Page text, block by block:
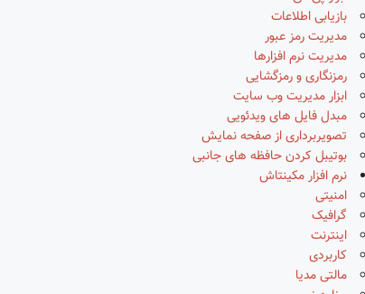
بازیابی اطلاعات
مدیریت رمز عبور
مدیریت نرم افزارها
رمزنگاری و رمزگشایی
ابزار مدیریت وب سایت
مبدل فایل های ویدئویی
تصویربرداری از صفحه نمایش
بوتیبل کردن حافظه های جانبی
نرم افزار مکینتاش
امنیتی
گرافیک
اینترنت
کاربردی
مالتی مدیا